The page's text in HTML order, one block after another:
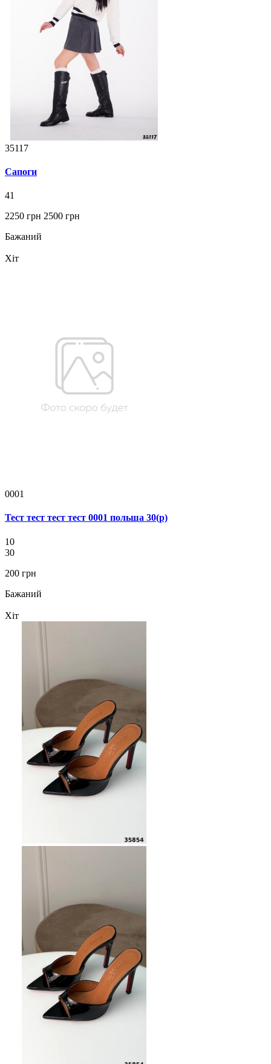
35117
Сапоги
41
2250 грн 2500 грн
Бажаний
Хіт
0001
Тест тест тест тест 0001 польша 30(р)
10
30
200 грн
Бажаний
Хіт